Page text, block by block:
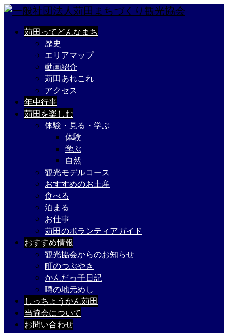
苅田ってどんなまち
歴史
エリアマップ
動画紹介
苅田あれこれ
アクセス
年中行事
苅田を楽しむ
体験・見る・学ぶ
体験
学ぶ
自然
観光モデルコース
おすすめのお土産
食べる
泊まる
お仕事
苅田のボランティアガイド
おすすめ情報
観光協会からのお知らせ
町のつぶやき
かんだっ子日記
噂の地元めし
しっちょうかん苅田
当協会について
お問い合わせ